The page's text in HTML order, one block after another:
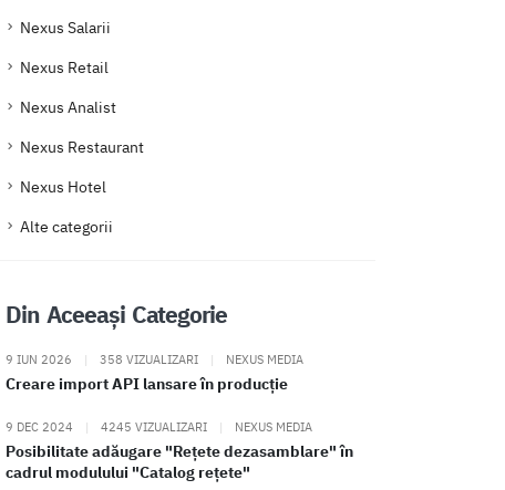
Nexus Salarii
Nexus Retail
Nexus Analist
Nexus Restaurant
Nexus Hotel
Alte categorii
Din Aceeași Categorie
9 IUN 2026 | 358 VIZUALIZARI | NEXUS MEDIA
Creare import API lansare în producție
9 DEC 2024 | 4245 VIZUALIZARI | NEXUS MEDIA
Posibilitate adăugare "Rețete dezasamblare" în
cadrul modulului "Catalog rețete"